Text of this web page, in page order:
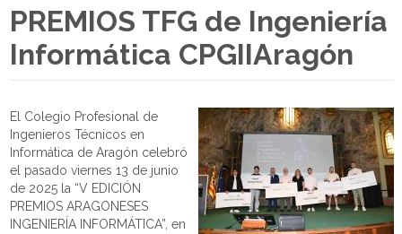
PREMIOS TFG de Ingeniería
Informática CPGIIAragón
El Colegio Profesional de
Ingenieros Técnicos en
Informática de Aragón celebró
el pasado viernes 13 de junio
de 2025 la “V EDICIÓN
PREMIOS ARAGONESES
INGENIERÍA INFORMÁTICA”, en